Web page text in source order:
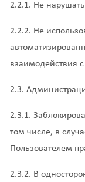
2.2.1. Не
2.2.2. Не
взаимодействия
2.3.
2.3.1.
том числе, в
Пользователем
2.3.2. В